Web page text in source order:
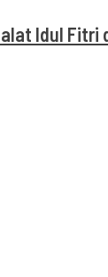
Idul Fitri